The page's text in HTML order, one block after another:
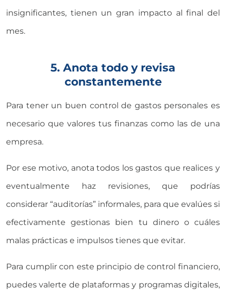
insignificantes, tienen un gran impacto al final del
mes.
5. Anota todo y revisa
constantemente
Para tener un buen control de gastos personales es
necesario que valores tus finanzas como las de una
empresa.
Por ese motivo, anota todos los gastos que realices y
eventualmente haz revisiones, que podrías
considerar “auditorías” informales, para que evalúes si
efectivamente gestionas bien tu dinero o cuáles
malas prácticas e impulsos tienes que evitar.
Para cumplir con este principio de control financiero,
puedes valerte de plataformas y programas digitales,